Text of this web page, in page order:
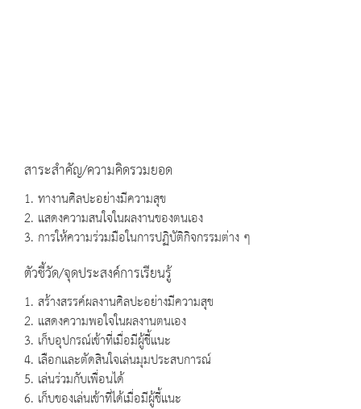
สาระสำคัญ/ความคิดรวมยอด
1. ทางานศิลปะอย่างมีความสุข
2. แสดงความสนใจในผลงานของตนเอง
3. การให้ความร่วมมือในการปฏิบัติกิจกรรมต่าง ๆ
ตัวชี้วัด/จุดประสงค์การเรียนรู้
1. สร้างสรรค์ผลงานศิลปะอย่างมีความสุข
2. แสดงความพอใจในผลงานตนเอง
3. เก็บอุปกรณ์เข้าที่เมื่อมีผู้ชี้แนะ
4. เลือกและตัดสินใจเล่นมุมประสบการณ์
5. เล่นร่วมกับเพื่อนได้
6. เก็บของเล่นเข้าที่ได้เมื่อมีผู้ชี้แนะ